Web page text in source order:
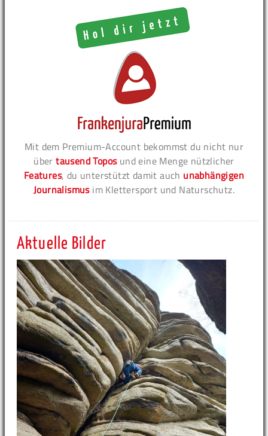
Mit dem Premium-Account bekommst du nicht nur
übertausend Toposund eine Menge nützlicher
Features, du unterstützt damit auch unabhängigen
Journalismusim Klettersport und Naturschutz.
Aktuelle Bilder